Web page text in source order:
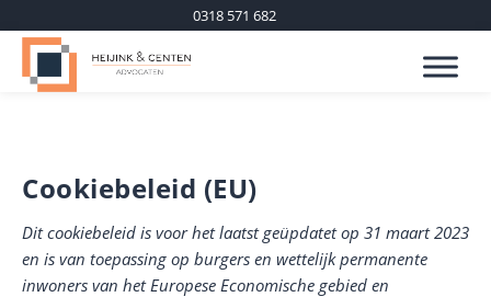
0318 571 682
Cookiebeleid (EU)
Dit cookiebeleid is voor het laatst geüpdatet op 31 maart 2023
en is van toepassing op burgers en wettelijk permanente
inwoners van het Europese Economische gebied en